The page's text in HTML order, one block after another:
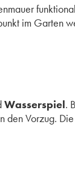
im Garten
Wasserspiel.
den Vorzug.